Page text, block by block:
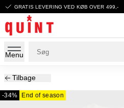
GRATIS LEVERING VED KØB OVER 499,-
Menu
Tilbage
-34% End of season